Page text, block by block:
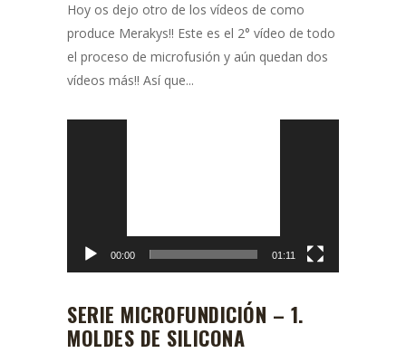
Hoy os dejo otro de los vídeos de como
produce Merakys!! Este es el 2° vídeo de todo
el proceso de microfusión y aún quedan dos
vídeos más!! Así que...
00:00 01:11
SERIE MICROFUNDICIÓN – 1.
MOLDES DE SILICONA